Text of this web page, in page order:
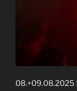
08.+09.08.2025